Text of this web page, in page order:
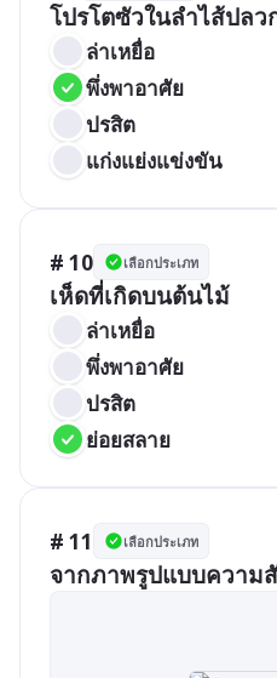
โปรโตซัวในลำไส้ปลว
ล่าเหยื่อ
พึ่งพาอาศัย
ปรสิต
แก่งแย่งแข่งขัน
# 10 เลือกประเภท
เห็ดที่เกิดบนต้นไม้
ล่าเหยื่อ
พึ่งพาอาศัย
ปรสิต
ย่อยสลาย
# 11 เลือกประเภท
จากภาพรูปแบบความ